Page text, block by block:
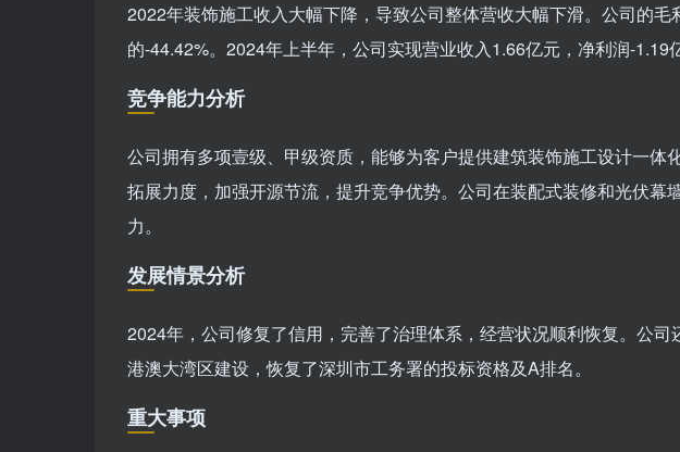
2022年装饰施工收入大幅下降，导致公司整体营收大幅下滑。公司的
的-44.42%。2024年上半年，公司实现营业收入1.66亿元，净利润-1.19
竞争能力分析
公司拥有多项壹级、甲级资质，能够为客户提供建筑装饰施工设计一体
拓展力度，加强开源节流，提升竞争优势。公司在装配式装修和光伏幕
力。
发展情景分析
2024年，公司修复了信用，完善了治理体系，经营状况顺利恢复。公
港澳大湾区建设，恢复了深圳市工务署的投标资格及A排名。
重大事项